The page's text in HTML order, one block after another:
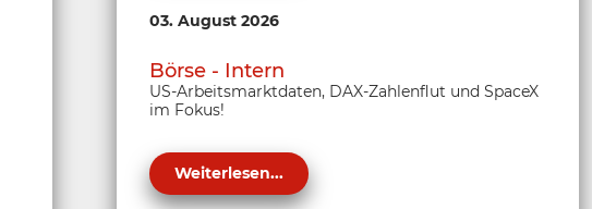
03. August 2026
Börse - Intern
US-Arbeitsmarktdaten, DAX-Zahlenflut und SpaceX
im Fokus!
Weiterlesen...